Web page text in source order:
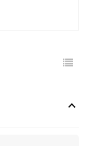
keyboard_arrow_up